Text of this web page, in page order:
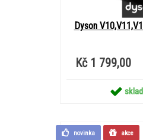
Dyson
Kč 1 799,00
novinka akce